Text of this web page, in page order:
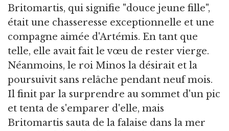
Britomartis, qui signifie "douce jeune fille",
était une chasseresse exceptionnelle et une
compagne aimée d'Artémis. En tant que
telle, elle avait fait le vœu de rester vierge.
Néanmoins, le roi Minos la désirait et la
poursuivit sans relâche pendant neuf mois.
Il finit par la surprendre au sommet d'un pic
et tenta de s'emparer d'elle, mais
Britomartis sauta de la falaise dans la mer